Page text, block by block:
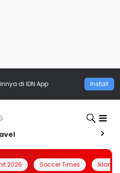
di IDN App Install
2026 Soccer Times Iklanin